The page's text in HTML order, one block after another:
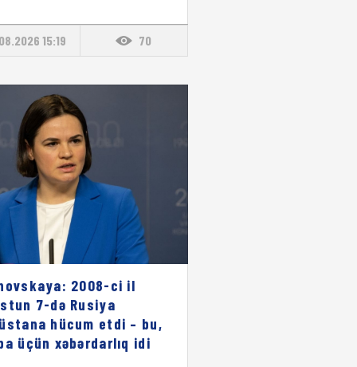
15:19 70
2008-ci il
7-də Rusiya
hücum etdi – bu,
üçün xəbərdarlıq idi